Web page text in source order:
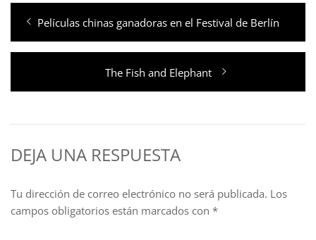
Navegación
de
entradas
Entrada
anterior:
Películas chinas ganadoras en el Festival de Berlín
Entrada
siguiente:
The Fish and Elephant
DEJA UNA RESPUESTA
Tu dirección de correo electrónico no será publicada. Los
campos obligatorios están marcados con *